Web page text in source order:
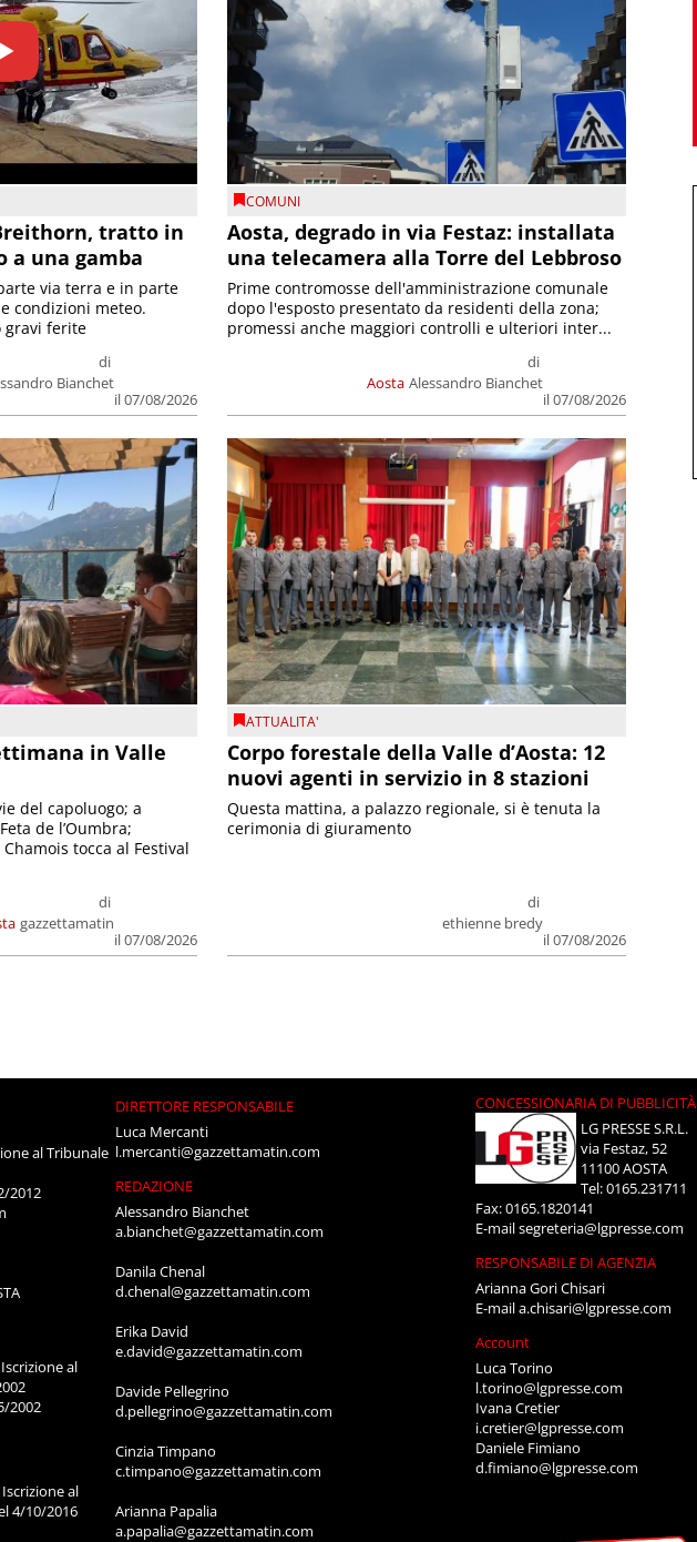
tratto in
a una gamba
di
Bianchet
il 07/08/2026
via terra e in parte
condizioni meteo.
gravi ferite
COMUNI
Aosta, degrado in via Festaz: installata
una telecamera alla Torre del Lebbroso
Aosta
di
Alessandro Bianchet
il 07/08/2026
Prime contromosse dell'amministrazione comunale
dopo l'esposto presentato da residenti della zona;
promessi anche maggiori controlli e ulteriori inter...
in Valle
di
gazzettamatin
il 07/08/2026
del capoluogo; a
de l’Oumbra;
tocca al Festival
ATTUALITA'
Corpo forestale della Valle d’Aosta: 12
nuovi agenti in servizio in 8 stazioni
di
ethienne bredy
il 07/08/2026
Questa mattina, a palazzo regionale, si è tenuta la
cerimonia di giuramento
al Tribunale
2012
al
2002
al
4/10/2016
DIRETTORE RESPONSABILE
Luca Mercanti
l.mercanti@gazzettamatin.com
REDAZIONE
Alessandro Bianchet
a.bianchet@gazzettamatin.com
Danila Chenal
d.chenal@gazzettamatin.com
Erika David
e.david@gazzettamatin.com
Davide Pellegrino
d.pellegrino@gazzettamatin.com
Cinzia Timpano
c.timpano@gazzettamatin.com
Arianna Papalia
a.papalia@gazzettamatin.com
CONCESSIONARIA DI PUBBLICITÀ
LG PRESSE S.R.L.
via Festaz, 52
11100 AOSTA
Tel: 0165.231711
Fax: 0165.1820141
E-mailsegreteria@lgpresse.com
RESPONSABILE DI AGENZIA
Arianna Gori Chisari
E-maila.chisari@lgpresse.com
Account
Luca Torino
l.torino@lgpresse.com
Ivana Cretier
i.cretier@lgpresse.com
Daniele Fimiano
d.fimiano@lgpresse.com